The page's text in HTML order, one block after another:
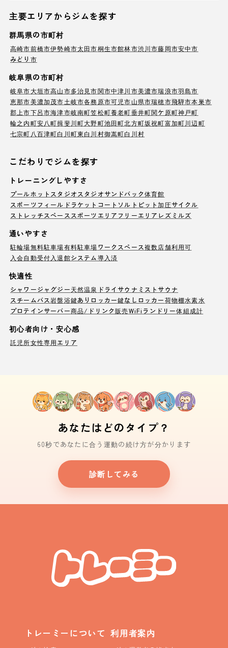
主要エリアからジムを探す
群馬県の市町村
高崎市前橋市伊勢崎市太田市桐生市館林市渋川市藤岡市安中市
みどり市
岐阜県の市町村
岐阜市大垣市高山市多治見市関市中津川市美濃市瑞浪市羽島市
恵那市美濃加茂市土岐市各務原市可児市山県市瑞穂市飛騨市本巣市
郡上市下呂市海津市岐南町笠松町養老町垂井町関ケ原町神戸町
輪之内町安八町揖斐川町大野町池田町北方町坂祝町富加町川辺町
七宗町 八百津町白川町東白川村御嵩町白川村
こだわりでジムを探す
トレーニングしやすさ
プールホットスタジオ スタジオサンドバック体育館
スポーツフィールド ラケットコート ソルトピット加圧サイクル
ストレッチスペース スポーツエリア フリーエリア レズミルズ
通いやすさ
駐輪場無料駐車場有料駐車場ワークスペース複数店舗利用可
入会自動受付 入退館システム導入済
快適性
シャワージャグジー天然温泉 ドライサウナ ミストサウナ
スチームバス岩盤浴鍵ありロッカー鍵なしロッカー荷物棚水素水
プロテインサーバー商品/ドリンク販売WiFi ランドリー体組成計
初心者向け・安心感
託児所女性専用エリア
あなたはどのタイプ？
60秒であなたに合う運動の続け方が分かります
診断してみる
トレーミーについて 利用者案内